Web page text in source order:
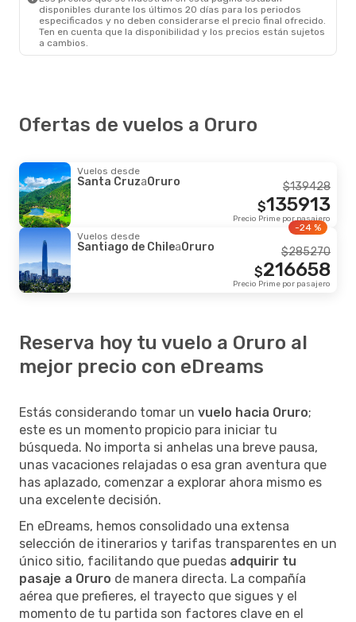
disponibles durante los últimos 20 días para los periodos
especificados y no deben considerarse el precio final ofrecido.
Ten en cuenta que la disponibilidad y los precios están sujetos
a cambios.
Ofertas de vuelos a Oruro
Vuelos desde
Santa CruzaOruro 139428
$
135913
$
Precio Prime por pasajero
Vuelos desde
Santiago de ChileaOruro
-24 %
285270
$
216658
$
Precio Prime por pasajero
Reserva hoy tu vuelo a Oruro al
mejor precio con eDreams
Estás considerando tomar un vuelo hacia Oruro;
este es un momento propicio para iniciar tu
búsqueda. No importa si anhelas una breve pausa,
unas vacaciones relajadas o esa gran aventura que
has aplazado, comenzar a explorar ahora mismo es
una excelente decisión.
En eDreams, hemos consolidado una extensa
selección de itinerarios y tarifas transparentes en un
único sitio, facilitando que puedas adquirir tu
pasaje a Oruro de manera directa. La compañía
aérea que prefieres, el trayecto que sigues y el
momento de tu partida son factores clave en el